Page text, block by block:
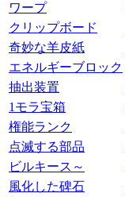
ワープ
クリップボード
奇妙な羊皮紙
エネルギーブロック
抽出装置
1モラ宝箱
権能ランク
点滅する部品
ビルキース～
風化した碑石